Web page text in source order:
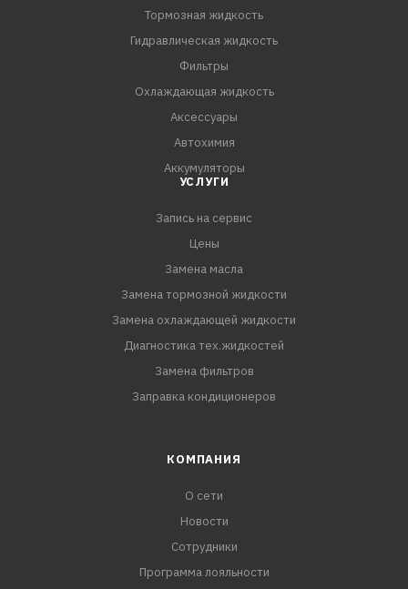
функциональных присадок масла имеют повышенные
диспергирующие свойства и удерживают во
взвешенном состоянии сажу и другие продукты
сохранять достаточно высокую чистоту рабочих
поверхностей цилиндро-поршневой группы
- Изготавливается в России с учетом реальных услов
Тормозная жидкость
Гидравлическая жидкость
Фильтры
Охлаждающая жидкость
Аксессуары
Автохимия
Аккумуляторы
УСЛУГИ
Запись на сервис
Цены
Замена масла
Замена тормозной жидкости
Замена охлаждающей жидкости
Диагностика тех.жидкостей
Замена фильтров
Заправка кондиционеров
КОМПАНИЯ
О сети
Новости
Сотрудники
Программа лояльности